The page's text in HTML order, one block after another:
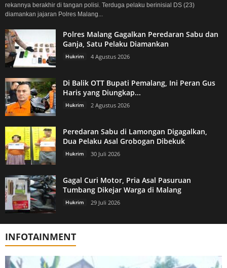
rekannya berakhir di tangan polisi. Terduga pelaku berinisial DS (23)
diamankan jajaran Polres Malang...
Polres Malang Gagalkan Peredaran Sabu dan
Ganja, Satu Pelaku Diamankan
Hukrim 4 Agustus 2026
Di Balik OTT Bupati Pemalang, Ini Peran Gus
Haris yang Diungkap...
Hukrim 2 Agustus 2026
Peredaran Sabu di Lamongan Digagalkan,
Dua Pelaku Asal Grobogan Dibekuk
Hukrim 30 Juli 2026
Gagal Curi Motor, Pria Asal Pasuruan
Tumbang Dikejar Warga di Malang
Hukrim 29 Juli 2026
INFOTAINMENT